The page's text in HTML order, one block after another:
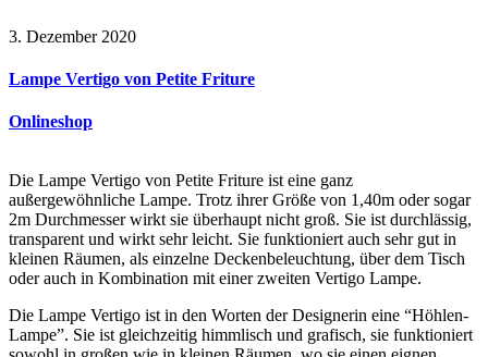
3. Dezember 2020
Lampe Vertigo von Petite Friture
Onlineshop
Die Lampe Vertigo von Petite Friture ist eine ganz
außergewöhnliche Lampe. Trotz ihrer Größe von 1,40m oder sogar
2m Durchmesser wirkt sie überhaupt nicht groß. Sie ist durchlässig,
transparent und wirkt sehr leicht. Sie funktioniert auch sehr gut in
kleinen Räumen, als einzelne Deckenbeleuchtung, über dem Tisch
oder auch in Kombination mit einer zweiten Vertigo Lampe.
Die Lampe Vertigo ist in den Worten der Designerin eine “Höhlen-
Lampe”. Sie ist gleichzeitig himmlisch und grafisch, sie funktioniert